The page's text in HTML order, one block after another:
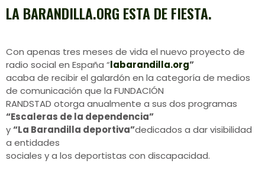
LA BARANDILLA.ORG ESTA DE FIESTA.
Con apenas tres meses de vida el nuevo proyecto de
radio social en España “labarandilla.org”
acaba de recibir el galardón en la categoría de medios
de comunicación que la FUNDACIÓN
RANDSTAD otorga anualmente a sus dos programas
“Escaleras de la dependencia”
y“La Barandilla deportiva”dedicados a dar visibilidad
a entidades
sociales y a los deportistas con discapacidad.